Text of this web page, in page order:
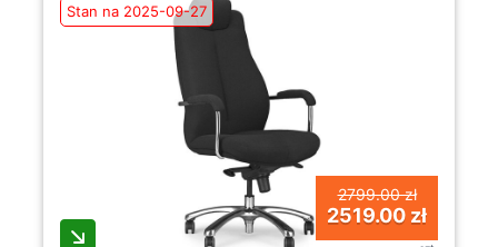
Stan na 2025-09-27
2799.00 zł
2519.00 zł